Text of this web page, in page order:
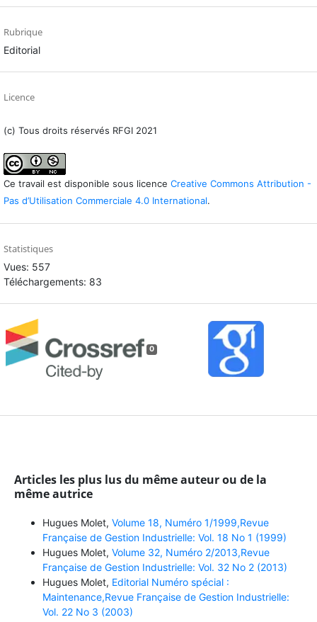
Rubrique
Editorial
Licence
(c) Tous droits réservés RFGI 2021
Ce travail est disponible sous licence Creative Commons Attribution -
Pas d’Utilisation Commerciale 4.0 International.
Statistiques
Vues: 557
Téléchargements: 83
0
Articles les plus lus du même auteur ou de la
même autrice
Hugues Molet, Volume 18, Numéro 1/1999,Revue
Française de Gestion Industrielle: Vol. 18 No 1 (1999)
Hugues Molet, Volume 32, Numéro 2/2013,Revue
Française de Gestion Industrielle: Vol. 32 No 2 (2013)
Hugues Molet, Editorial Numéro spécial :
Maintenance,Revue Française de Gestion Industrielle:
Vol. 22 No 3 (2003)